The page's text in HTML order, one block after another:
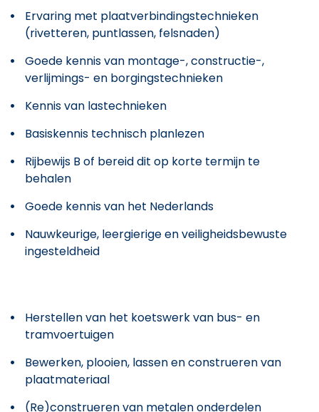
Ervaring met plaatverbindingstechnieken
(rivetteren, puntlassen, felsnaden)
Goede kennis van montage-, constructie-,
verlijmings- en borgingstechnieken
Kennis van lastechnieken
Basiskennis technisch planlezen
Rijbewijs B of bereid dit op korte termijn te
behalen
Goede kennis van het Nederlands
Nauwkeurige, leergierige en veiligheidsbewuste
ingesteldheid
Herstellen van het koetswerk van bus- en
tramvoertuigen
Bewerken, plooien, lassen en construeren van
plaatmateriaal
(Re)construeren van metalen onderdelen